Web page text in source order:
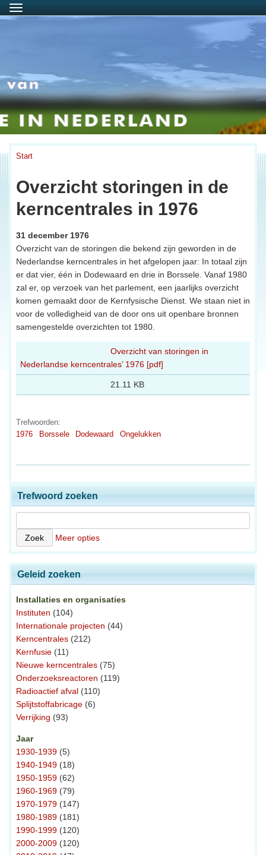
Menu
Start
Overzicht storingen in de
kerncentrales in 1976
31 december 1976
Overzicht van de storingen die bekend zijn geworden in de
Nederlandse kerncentrales in het afgelopen jaar: In totaal zijn
er dat vier, één in Dodewaard en drie in Borssele. Vanaf 1980
zal er, op verzoek van het parlement, een jaarlijks overzicht
komen gemaakt door de Kernfysische Dienst. We staan niet in
voor de volledigheid van de door ons uit openbare bronnen
samengestelde overzichten tot 1980.
Overzicht van storingen in
Nederlandse kerncentrales’ 1976 [pdf]
21.11 KB
Trefwoorden:
1976
Borssele Dodewaard Ongelukken
Trefwoord zoeken
Meer opties
Geleid zoeken
Installaties en organisaties
Instituten (104)
Internationale projecten (44)
Kerncentrales (212)
Kernfusie (11)
Nieuwe kerncentrales (75)
Onderzoeksreactoren (119)
Radioactief afval (110)
Splijtstoffabricage (6)
Verrijking (93)
Jaar
1930-1939 (5)
1940-1949 (18)
1950-1959 (62)
1960-1969 (79)
1970-1979 (147)
1980-1989 (181)
1990-1999 (120)
2000-2009 (120)